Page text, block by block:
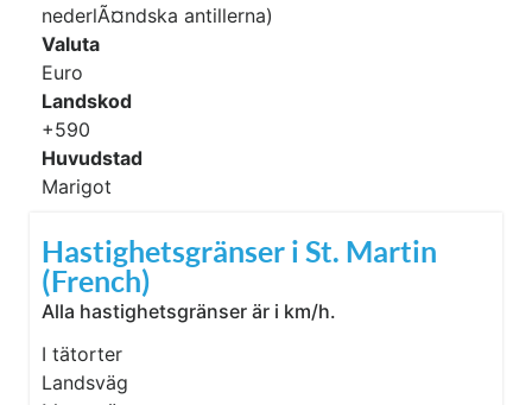
nederlÃ¤ndska antillerna)
Valuta
Euro
Landskod
+590
Huvudstad
Marigot
Hastighetsgränser i St. Martin
(French)
Alla hastighetsgränser är i km/h.
I tätorter
Landsväg